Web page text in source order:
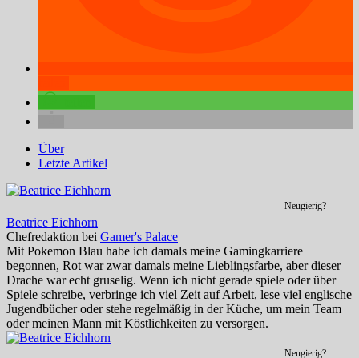
Über
Letzte Artikel
Neugierig?
Beatrice Eichhorn
Chefredaktion bei Gamer's Palace
Mit Pokemon Blau habe ich damals meine Gamingkarriere
begonnen, Rot war zwar damals meine Lieblingsfarbe, aber dieser
Drache war echt gruselig. Wenn ich nicht gerade spiele oder über
Spiele schreibe, verbringe ich viel Zeit auf Arbeit, lese viel englische
Jugendbücher oder stehe regelmäßig in der Küche, um mein Team
oder meinen Mann mit Köstlichkeiten zu versorgen.
Neugierig?